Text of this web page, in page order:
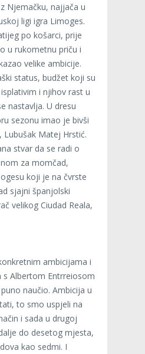
Njemačku, najjača u
ligi igra Limoges.
po košarci, prije
u rukometnu priču i
velike ambicije.
status, budžet koji su
i njihov rast u
nastavlja. U dresu
sezonu imao je bivši
Lubušak Matej Hrstić.
stvar da se radi o
za momčad,
koji je na čvrste
sjajni španjolski
velikog Ciudad Reala,
ambicijama i
Albertom Entrreiosom
naučio. Ambicija u
to smo uspjeli na
i sada u drugoj
do desetog mjesta,
kao sedmi. I